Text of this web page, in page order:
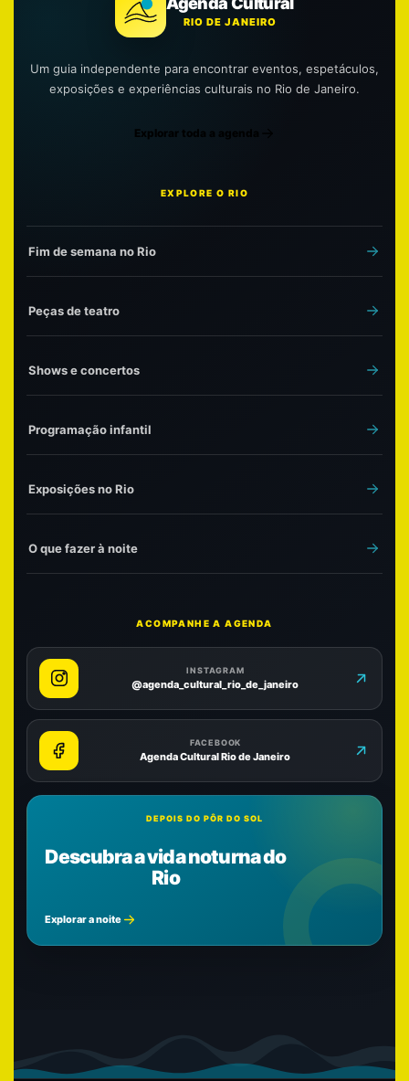
RIO DE JANEIRO
Um guia independente para encontrar eventos, espetáculos,
exposições e experiências culturais no Rio de Janeiro.
Explorar toda a agenda
EXPLORE O RIO
Fim de semana no Rio
Peças de teatro
Shows e concertos
Programação infantil
Exposições no Rio
O que fazer à noite
ACOMPANHE A AGENDA
INSTAGRAM
@agenda_cultural_rio_de_janeiro
FACEBOOK
Agenda Cultural Rio de Janeiro
DEPOIS DO PÔR DO SOL
Descubra a vida noturna do
Rio
Explorar a noite